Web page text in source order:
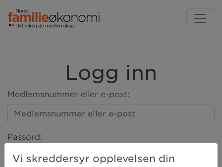
Logg inn
Medlemsnummer eller e-post:
Passord:
Vi skreddersyr opplevelsen din